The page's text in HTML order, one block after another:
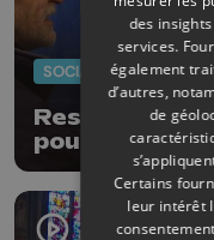
SOCIAL
Resto du
pour tous,
des
services.
également
d’autres,
de
Certains
leur intérêt